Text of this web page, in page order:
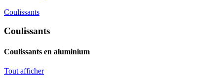
Coulissants
Coulissants
Coulissants en aluminium
Tout afficher